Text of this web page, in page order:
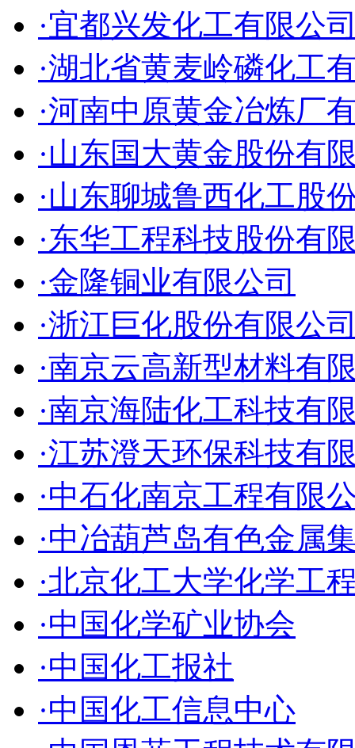
·宜都兴发化工有限公
·湖北省黄麦岭磷化工
·河南中原黄金冶炼厂
·山东国大黄金股份有
·山东聊城鲁西化工股
·东华工程科技股份有
·金隆铜业有限公司
·浙江巨化股份有限公
·南京云高新型材料有
·南京海陆化工科技有
·江苏澄天环保科技有
·中石化南京工程有限
·中冶葫芦岛有色金属
·北京化工大学化学工
·中国化学矿业协会
·中国化工报社
·中国化工信息中心